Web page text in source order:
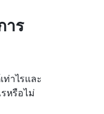
าร
ท่าไรและ
หรือไม่